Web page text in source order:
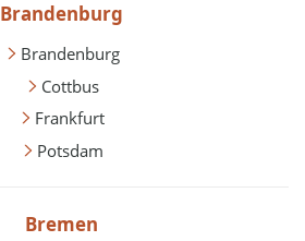
Brandenburg
Brandenburg
Cottbus
Frankfurt
Potsdam
Bremen